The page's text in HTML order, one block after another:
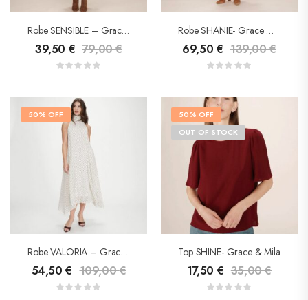
Robe SENSIBLE – Grace & Mila
39,50 € 79,00€
Robe SHANIE- Grace & Mila
69,50 € 139,00€
50% OFF
Robe VALORIA – Grace&Mila
54,50€ 109,00€
50% OFF
OUT OF STOCK
Top SHINE- Grace & Mila
17,50 € 35,00€